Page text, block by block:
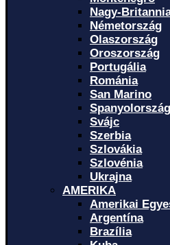
Nagy-
Németország
Olaszország
Oroszország
Portugália
Románia
San Marino
Spanyolország
Svájc
Szerbia
Szlovákia
Szlovénia
Ukrajna
AMERIKA
Amerikai
Argentína
Brazília